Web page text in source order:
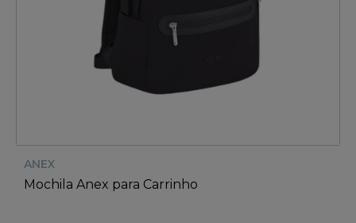
ANEX
Mochila Anex para Carrinho